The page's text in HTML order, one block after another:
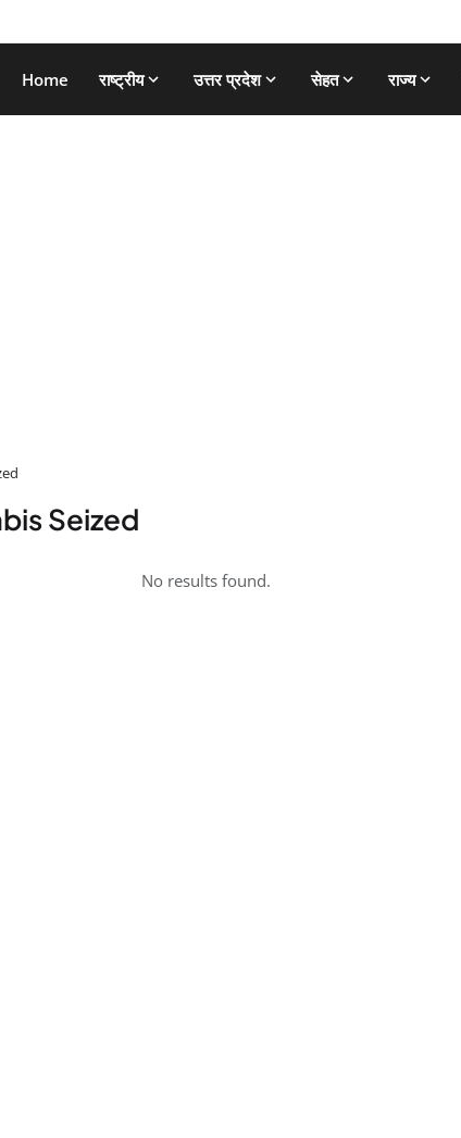
Home राष्ट्रीय उत्तर प्रदेश सेहत राज्य
Seized
No results found.